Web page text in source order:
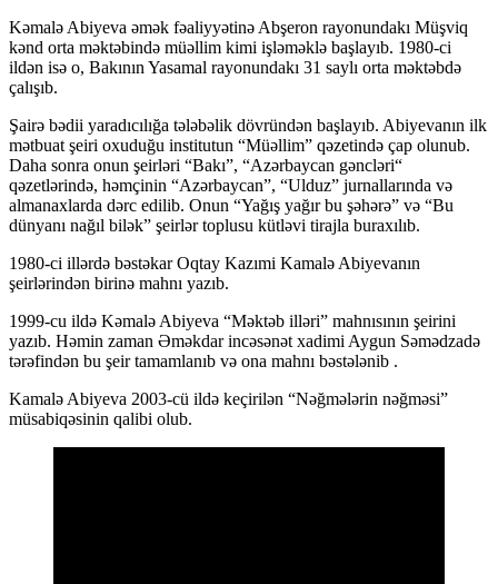
Kəmalə Abiyeva əmək fəaliyyətinə Abşeron rayonundakı Müşviq
kənd orta məktəbində müəllim kimi işləməklə başlayıb. 1980-ci
ildən isə o, Bakının Yasamal rayonundakı 31 saylı orta məktəbdə
çalışıb.
Şairə bədii yaradıcılığa tələbəlik dövründən başlayıb. Abiyevanın ilk
mətbuat şeiri oxuduğu institutun “Müəllim” qəzetində çap olunub.
Daha sonra onun şeirləri “Bakı”, “Azərbaycan gəncləri“
qəzetlərində, həmçinin “Azərbaycan”, “Ulduz” jurnallarında və
almanaxlarda dərc edilib. Onun “Yağış yağır bu şəhərə” və “Bu
dünyanı nağıl bilək” şeirlər toplusu kütləvi tirajla buraxılıb.
1980-ci illərdə bəstəkar Oqtay Kazımi Kamalə Abiyevanın
şeirlərindən birinə mahnı yazıb.
1999-cu ildə Kəmalə Abiyeva “Məktəb illəri” mahnısının şeirini
yazıb. Həmin zaman Əməkdar incəsənət xadimi Aygun Səmədzadə
tərəfindən bu şeir tamamlanıb və ona mahnı bəstələnib .
Kamalə Abiyeva 2003-cü ildə keçirilən “Nəğmələrin nəğməsi”
müsabiqəsinin qalibi olub.